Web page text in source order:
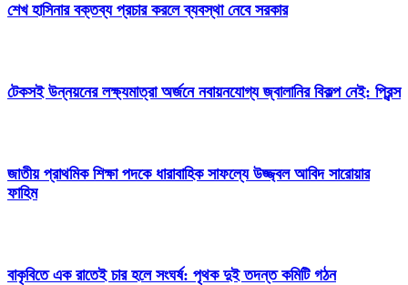
শেখ হাসিনার বক্তব্য প্রচার করলে ব্যবস্থা নেবে সরকার
টেকসই উন্নয়নের লক্ষ্যমাত্রা অর্জনে নবায়নযোগ্য জ্বালানির বিকল্প নেই: প্রিন্স
জাতীয় প্রাথমিক শিক্ষা পদকে ধারাবাহিক সাফল্যে উজ্জ্বল আবিদ সারোয়ার
ফাহিম
বাকৃবিতে এক রাতেই চার হলে সংঘর্ষ: পৃথক দুই তদন্ত কমিটি গঠন